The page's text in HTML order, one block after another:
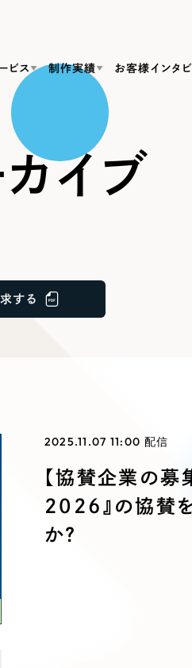
ビス
サイト制作
サイト制作
よくある質問
制作実績
中か
ト
コーポレー
キャンペ
お客様インタ
紹介し
リーピーが
Webデザイン
代表川口が経営
メールマガ
過去に配信した
イブ
する
2025.11.07 11:00 配信
【協賛企業の募
2026』の協賛
か？